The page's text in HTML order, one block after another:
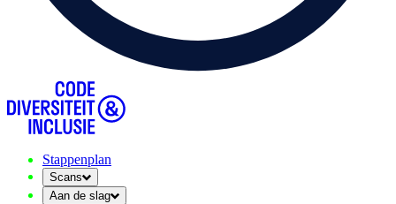
Stappenplan
Scans
Aan de slag